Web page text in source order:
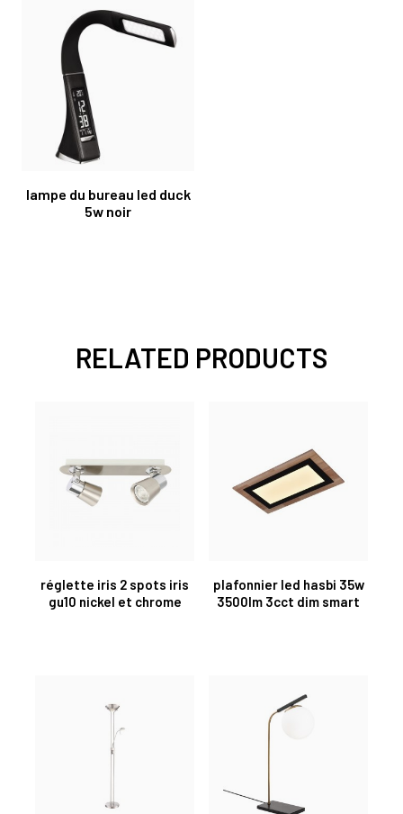
lampe du bureau led duck
5w noir
RELATED PRODUCTS
réglette iris 2 spots iris
gu10 nickel et chrome
plafonnier led hasbi 35w
3500lm 3cct dim smart